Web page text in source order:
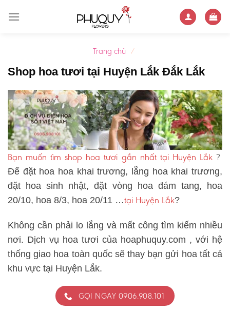
Trang chủ /
Shop hoa tươi tại Huyện Lắk Đắk Lắk
Bạn muốn tìm shop hoa tươi gần nhất tại Huyện Lắk?
Để đặt hoa hoa khai trương, lẵng hoa khai trương,
đặt hoa sinh nhật, đặt vòng hoa đám tang, hoa
20/10, hoa 8/3, hoa 20/11 …tại Huyện Lắk?
Không cần phải lo lắng và mất công tìm kiếm nhiều
nơi. Dịch vụ hoa tươi của hoaphuquy.com , với hệ
thống giao hoa toàn quốc sẽ thay bạn gửi hoa tất cả
khu vực tại Huyện Lắk.
GỌI NGAY 0906.908.101